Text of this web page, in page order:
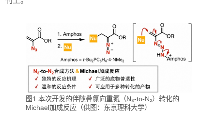
图1 本次开发的伴随叠氮向重氮（N₃-to-N₂）转化的
Michael加成反应（供图：东京理科大学）